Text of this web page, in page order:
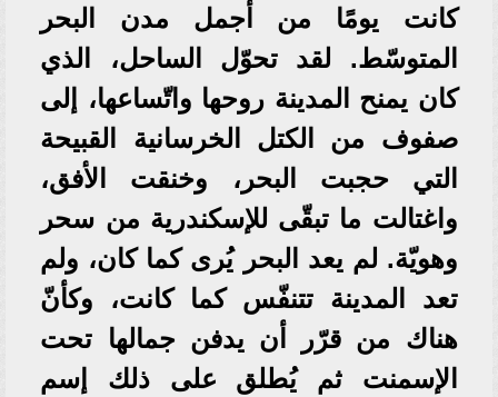
كانت يومًا من أجمل مدن البحر
المتوسّط. لقد تحوّل الساحل، الذي
كان يمنح المدينة روحها واتّساعها، إلى
صفوف من الكتل الخرسانية القبيحة
التي حجبت البحر، وخنقت الأفق،
واغتالت ما تبقّى للإسكندرية من سحر
وهويّة. لم يعد البحر يُرى كما كان، ولم
تعد المدينة تتنفّس كما كانت، وكأنّ
هناك من قرّر أن يدفن جمالها تحت
الإسمنت ثم يُطلق على ذلك إسم